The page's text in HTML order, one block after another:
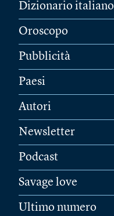
Dizionario italiano
Oroscopo
Pubblicità
Paesi
Autori
Newsletter
Podcast
Savage love
Ultimo numero